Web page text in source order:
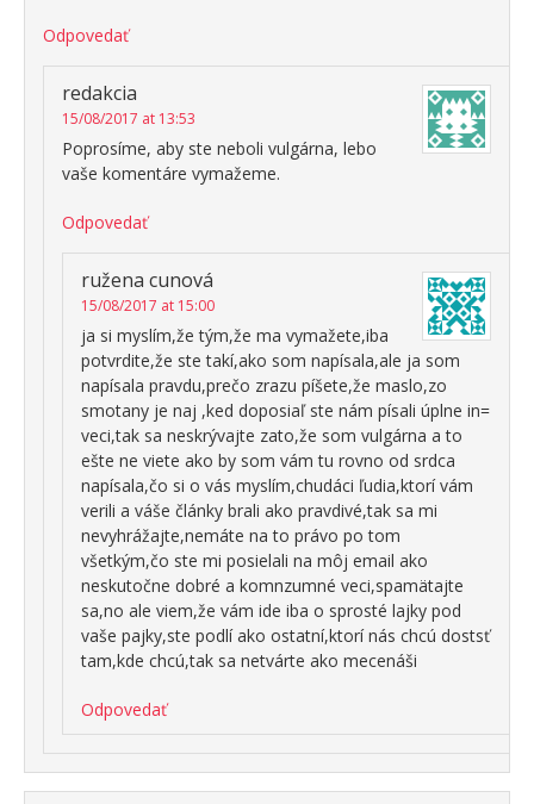
Odpovedať
redakcia
15/08/2017 at 13:53
Poprosíme, aby ste neboli vulgárna, lebo
vaše komentáre vymažeme.
Odpovedať
ružena cunová
15/08/2017 at 15:00
ja si myslím,že tým,že ma vymažete,iba
potvrdite,že ste takí,ako som napísala,ale ja som
napísala pravdu,prečo zrazu píšete,že maslo,zo
smotany je naj ,ked doposiaľ ste nám písali úplne in=
veci,tak sa neskrývajte zato,že som vulgárna a to
ešte ne viete ako by som vám tu rovno od srdca
napísala,čo si o vás myslím,chudáci ľudia,ktorí vám
verili a váše články brali ako pravdivé,tak sa mi
nevyhrážajte,nemáte na to právo po tom
všetkým,čo ste mi posielali na môj email ako
neskutočne dobré a komnzumné veci,spamätajte
sa,no ale viem,že vám ide iba o sprosté lajky pod
vaše pajky,ste podlí ako ostatní,ktorí nás chcú dostsť
tam,kde chcú,tak sa netvárte ako mecenáši
Odpovedať